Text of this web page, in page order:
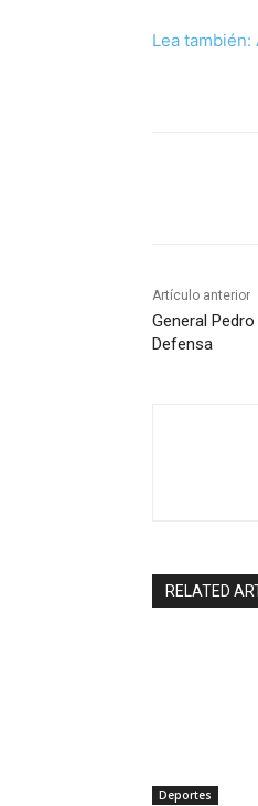
Lea
Artículo anterior
General
Defensa
RELATED
Deportes